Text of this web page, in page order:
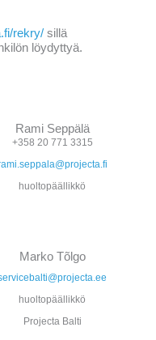
rekry/ sillä
löydyttyä.
Rami Seppälä
+358 20 771 3315
huoltopäällikkö
Marko Tõlgo
huoltopäällikkö
Projecta Balti